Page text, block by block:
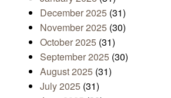
December 2025 (31)
November 2025 (30)
October 2025 (31)
September 2025 (30)
August 2025 (31)
July 2025 (31)